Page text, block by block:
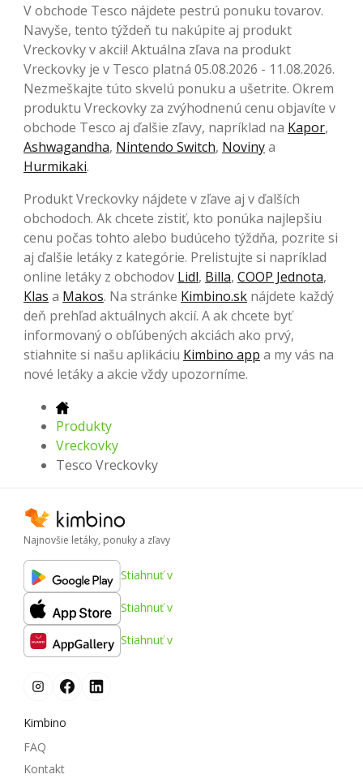
V obchode Tesco nájdete pestrú ponuku tovarov.
Navyše, tento týždeň tu nakúpite aj produkt
Vreckovky v akcii! Aktuálna zľava na produkt
Vreckovky je v Tesco platná 05.08.2026 - 11.08.2026.
Nezmeškajte túto skvelú ponuku a ušetrite. Okrem
produktu Vreckovky za zvýhodnenú cenu objavíte v
obchode Tesco aj ďalšie zľavy, napríklad na Kapor,
Ashwagandha, Nintendo Switch, Novinya
Hurmikaki.
Produkt Vreckovky nájdete v zľave aj v ďalších
obchodoch. Ak chcete zistiť, kto ponúka najlepšiu
cenu počas tohto alebo budúceho týždňa, pozrite si
aj ďalšie letáky z kategórie. Prelistujte si napríklad
online letáky z obchodov Lidl, Billa, COOP Jednota,
Klas a Makos. Na stránke Kimbino.sk nájdete každý
deň prehľad aktuálnych akcií. A ak chcete byť
informovaný o obľúbených akciách ako prvý,
stiahnite si našu aplikáciu Kimbino app a my vás na
nové letáky a akcie vždy upozorníme.
Produkty
Vreckovky
Tesco Vreckovky
Najnovšie letáky, ponuky a zľavy
Stiahnuť v
Stiahnuť v
Stiahnuť v
Kimbino
FAQ
Kontakt